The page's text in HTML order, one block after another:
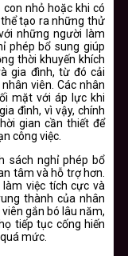
nhỏ hoặc khi có
tạo ra những thử
những người làm
phép bổ sung giúp
thời khuyến khích
gia đình, từ đó cải
viên. Các nhân
mặt với áp lực khi
đình, vì vậy, chính
gian cần thiết để
công việc.
sách nghỉ phép bổ
tâm và hỗ trợ hơn.
việc tích cực và
thành của nhân
gắn bó lâu năm,
tiếp tục cống hiến
mức.